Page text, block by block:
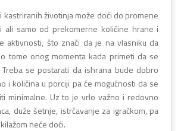
kastriranih životinja može doći do promene
ali samo od prekomerne količine hrane i
aktivnosti, što znači da je na vlasniku da
tome onog momenta kada primeti da se
se postarati da ishrana bude dobro
i količina u porciji pa će mogućnosti da se
minimalne. Uz to je vrlo važno i redovno
duže šetnje, istrčavanje za igračkom, pa
neće doći.